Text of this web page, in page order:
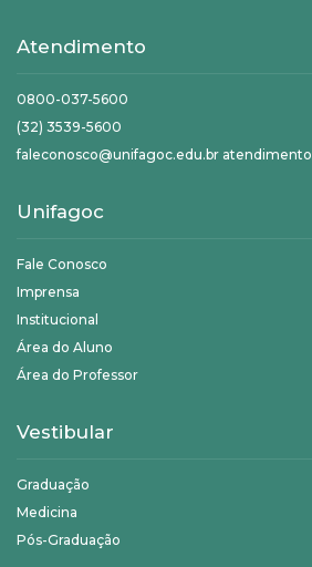
Atendimento
0800-037-5600
(32) 3539-5600
faleconosco@unifagoc.edu.br
Unifagoc
Fale Conosco
Imprensa
Institucional
Área do Aluno
Área do Professor
Vestibular
Graduação
Medicina
Pós-Graduação